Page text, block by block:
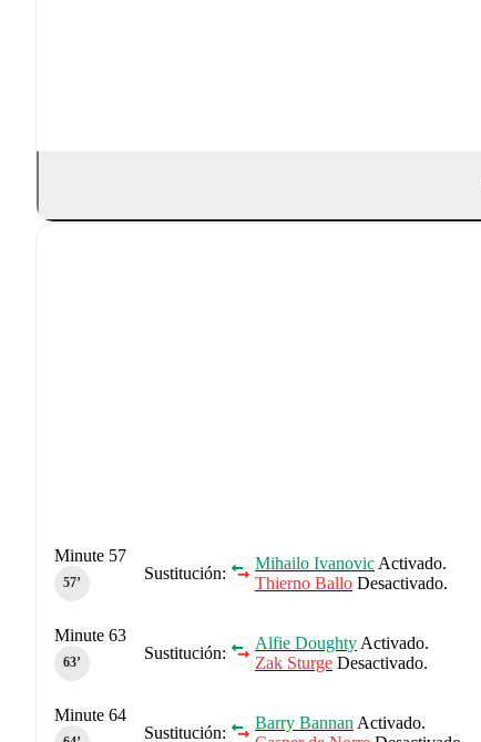
Sustitución:
Mihailo Ivanovic Activado.
Thierno Ballo Desactivado.
Minute 57
57‎’‎
Sustitución:
Alfie Doughty Activado.
Zak Sturge Desactivado.
Minute 63
63‎’‎
Sustitución:
Barry Bannan Activado.
Minute 64